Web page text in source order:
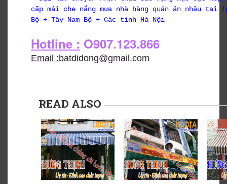
cấp mái che nắng mưa nhà hàng quán ăn nhậu tại
Bộ + Tây Nam Bộ + Các tỉnh Hà Nội
Hotline : O907.123.866
Email :batdidong@gmail.com
READ ALSO